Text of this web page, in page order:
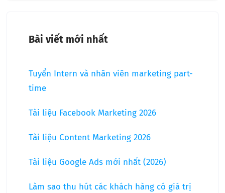
Bài viết mới nhất
Tuyển Intern và nhân viên marketing part-
time
Tài liệu Facebook Marketing 2026
Tài liệu Content Marketing 2026
Tài liệu Google Ads mới nhất (2026)
Làm sao thu hút các khách hàng có giá trị